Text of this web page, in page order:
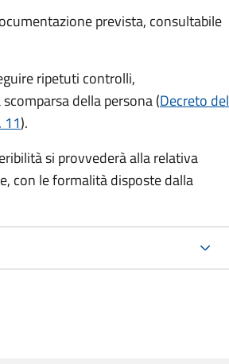
prevista, consultabile
ripetuti controlli,
della persona (Decreto del
).
si provvederà alla relativa
con le formalità disposte dalla